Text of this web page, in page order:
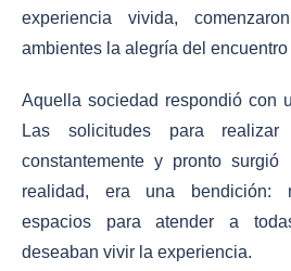
experiencia vivida,
ambientes la alegría del encuentro
Aquella sociedad respondió con
Las solicitudes para
constantemente y pronto
realidad, era una bendición:
espacios para atender a
deseaban vivir la experiencia.